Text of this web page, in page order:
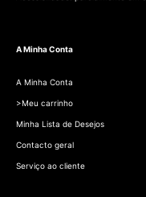
A Minha Conta
A Minha Conta
>Meu carrinho
Minha Lista de Desejos
Contacto geral
Serviço ao cliente